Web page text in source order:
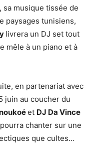
sa musique tissée de
paysages tunisiens,
livrera un DJ set tout
mêle à un piano et à
en partenariat avec
juin au coucher du
et DJ Da Vince
chanter sur une
que cultes…